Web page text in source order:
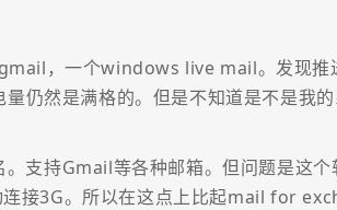
，一个windows live mail。发现推
仍然是满格的。但是不知道是不是我
支持Gmail等各种邮箱。但问题是这
接3G。所以在这点上比起mail for